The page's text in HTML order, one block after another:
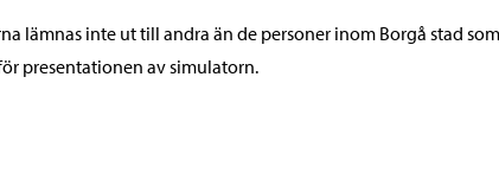
lämnas inte ut till andra än de personer inom Borgå stad som
presentationen av simulatorn.